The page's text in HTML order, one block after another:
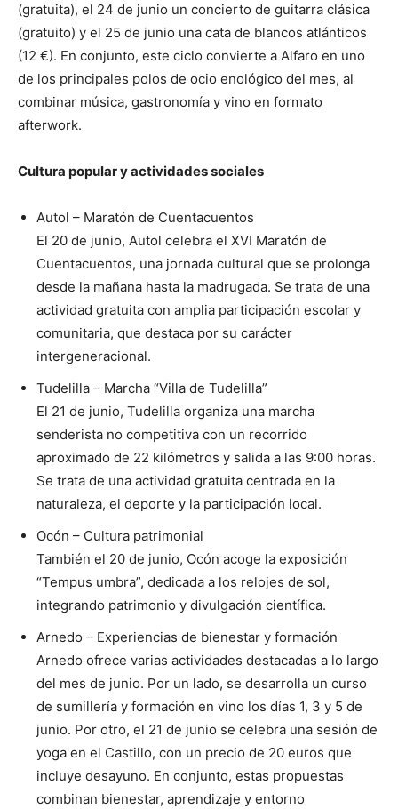
(gratuita), el 24 de junio un concierto de guitarra clásica
(gratuito) y el 25 de junio una cata de blancos atlánticos
(12 €). En conjunto, este ciclo convierte a Alfaro en uno
de los principales polos de ocio enológico del mes, al
combinar música, gastronomía y vino en formato
afterwork.
Cultura popular y actividades sociales
Autol – Maratón de Cuentacuentos
El 20 de junio, Autol celebra el XVI Maratón de
Cuentacuentos, una jornada cultural que se prolonga
desde la mañana hasta la madrugada. Se trata de una
actividad gratuita con amplia participación escolar y
comunitaria, que destaca por su carácter
intergeneracional.
Tudelilla – Marcha “Villa de Tudelilla”
El 21 de junio, Tudelilla organiza una marcha
senderista no competitiva con un recorrido
aproximado de 22 kilómetros y salida a las 9:00 horas.
Se trata de una actividad gratuita centrada en la
naturaleza, el deporte y la participación local.
Ocón – Cultura patrimonial
También el 20 de junio, Ocón acoge la exposición
“Tempus umbra”, dedicada a los relojes de sol,
integrando patrimonio y divulgación científica.
Arnedo – Experiencias de bienestar y formación
Arnedo ofrece varias actividades destacadas a lo largo
del mes de junio. Por un lado, se desarrolla un curso
de sumillería y formación en vino los días 1, 3 y 5 de
junio. Por otro, el 21 de junio se celebra una sesión de
yoga en el Castillo, con un precio de 20 euros que
incluye desayuno. En conjunto, estas propuestas
combinan bienestar, aprendizaje y entorno